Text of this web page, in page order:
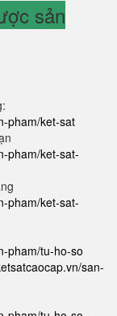
sản
pham/ket-sat
pham/ket-sat-
pham/ket-sat-
pham/tu-ho-so
san-